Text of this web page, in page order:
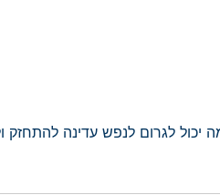
לגרום לנפש עדינה להתחזק